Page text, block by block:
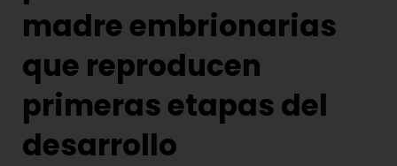
madre embrionarias
que reproducen
primeras etapas del
desarrollo